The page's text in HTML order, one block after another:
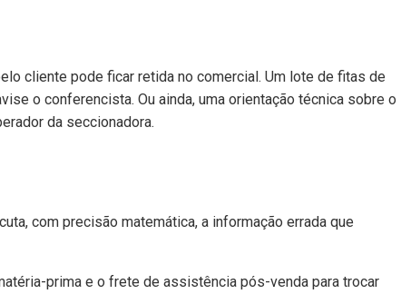
cliente pode ficar retida no comercial. Um lote de fitas de
o conferencista. Ou ainda, uma orientação técnica sobre o
da seccionadora.
com precisão matemática, a informação errada que
prima e o frete de assistência pós-venda para trocar